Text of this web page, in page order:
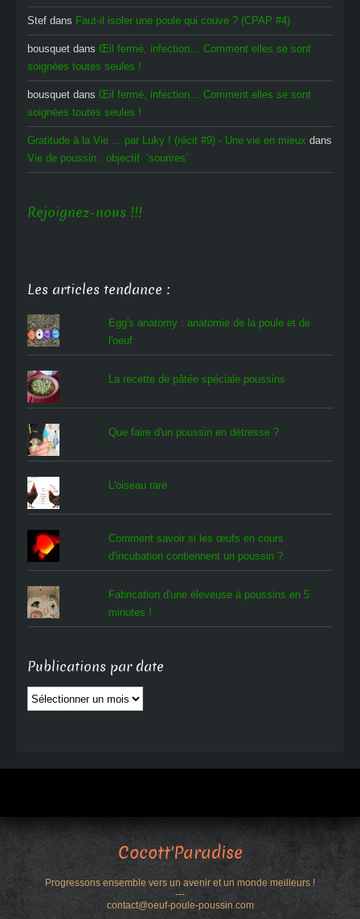
Stef dans Faut-il isoler une poule qui couve ? (CPAP #4)
bousquet dans Œil fermé, infection… Comment elles se sont
soignées toutes seules !
bousquet dans Œil fermé, infection… Comment elles se sont
soignées toutes seules !
Gratitude à la Vie ... par Luky ! (récit #9) - Une vie en mieux dans
Vie de poussin : objectif ‘sourires’
Rejoignez-nous !!!
Les articles tendance :
Egg's anatomy : anatomie de la poule et de
l'oeuf
La recette de pâtée spéciale poussins
Que faire d'un poussin en détresse ?
L'oiseau rare
Comment savoir si les œufs en cours
d'incubation contiennent un poussin ?
Fabrication d'une éleveuse à poussins en 5
minutes !
Publications par date
Publications
par
Cocott'Paradise
Progressons ensemble vers un avenir et un monde meilleurs !
---
contact@oeuf-poule-poussin.com